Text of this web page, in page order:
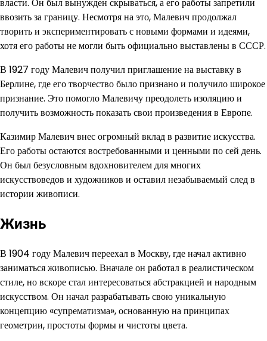
ввозить за границу. Несмотря на это, Малевич продолжал
творить и экспериментировать с новыми формами и идеями,
хотя его работы не могли быть официально выставлены в СССР.
В 1927 году Малевич получил приглашение на выставку в
Берлине, где его творчество было признано и получило широкое
признание. Это помогло Малевичу преодолеть изоляцию и
получить возможность показать свои произведения в Европе.
Казимир Малевич внес огромный вклад в развитие искусства.
Его работы остаются востребованными и ценными по сей день.
Он был безусловным вдохновителем для многих
искусствоведов и художников и оставил незабываемый след в
истории живописи.
Жизнь
В 1904 году Малевич переехал в Москву, где начал активно
заниматься живописью. Вначале он работал в реалистическом
стиле, но вскоре стал интересоваться абстракцией и народным
искусством. Он начал разрабатывать свою уникальную
концепцию «супрематизма», основанную на принципах
геометрии, простоты формы и чистоты цвета.